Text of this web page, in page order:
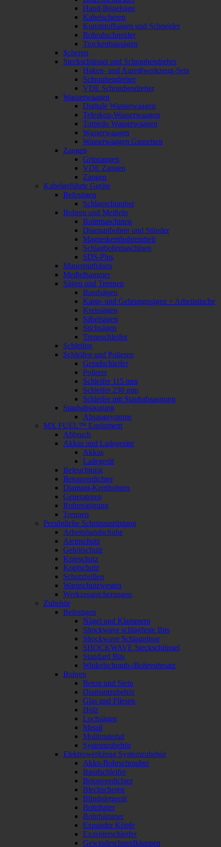
Hand-Bügelsäge
Kabelscheren
Kunststoffsägen und Schneider
Rohrabschneider
Trockenbausägen
Scheren
Steckschlüssel und Schraubendreher
Haken- und Anreißwerkzeug-Sets
Schraubendreher
VDE Schraubendreher
Wasserwaagen
Digitale Wasserwaagen
Teleskop-Wasserwaagen
Torpedo Wasserwaagen
Wasserwaagen
Wasserwaagen Gusseisen
Zangen
Gripzangen
VDE Zangen
Zangen
Kabelgeführte Geräte
Befestigen
Schlagschrauber
Bohren und Meißeln
Bohrmaschinen
Diamantbohrer und Ständer
Magnetkernbohreinheit
Schlagbohrmaschinen
SDS-Plus
Mauernutfräsen
Meißelhammer
Sägen und Trennen
Bandsägen
Kapp- und Gehrungssägen + Arbeitstische
Kreissägen
Säbelsägen
Stichsägen
Trennschleifer
Schleifen
Schleifen und Polieren
Geradschleifer
Polierer
Schleifer 115 mm
Schleifer 230 mm
Schleifer mit Staubabsaugung
Staubabsaugung
Absaugsysteme
MX FUEL™ Equipment
Abbruch
Akkus und Ladegeräte
Akkus
Ladegerät
Beleuchtung
Betonverdichter
Diamant-Kernbohren
Generatoren
Rohrreinigung
Trennen
Persönliche Schutzausrüstung
Arbeitshandschuhe
Atemschutz
Gehörschutz
Knieschutz
Kopfschutz
Schutzbrillen
Warnschutzwesten
Werkzeugsicherungen
Zubehör
Befestigen
Nägel und Klammern
Shockwave schlagfeste Bits
Shockwave Schlagnüsse
SHOCKWAVE Steckschlüssel
Standard Bits
Winkelschraub-/Bohrvohrsatz
Bohren
Beton und Stein
Diamantzubehör
Glas und Fliesen
Holz
Lochsägen
Metall
Multimaterial
Systemzubehör
Elektrowerkzeug Systemzubehör
Akku-Bohrschrauber
Bandschleifer
Betonverdichter
Blechscheren
Blindnietgerät
Bohrfutter
Bohrhämmer
Expander Köpfe
Exzenterschleifer
Gewindeschneidkluppen